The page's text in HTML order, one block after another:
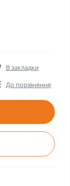
В закладки
До порівняння